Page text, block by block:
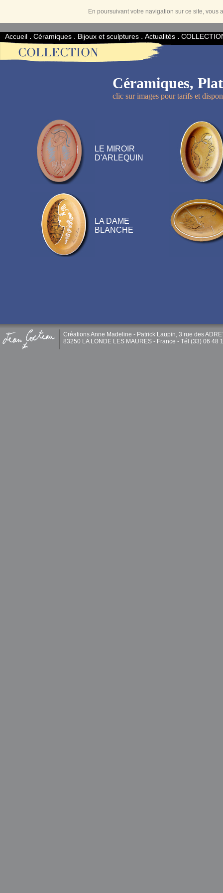
En poursuivant votre navigation sur ce site,
Accueil . Céramiques . Bijoux et sculptures . Actualités .
Céramiques,
clic sur images pour tarifs et
LE MIROIR
D'ARLEQUIN
LA DAME
BLANCHE
Créations Anne Madeline - Patrick Laupin, 3 rue des
83250 LA LONDE LES MAURES - France - Tél (33) 06 48